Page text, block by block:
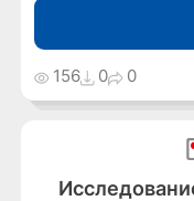
156 0 0